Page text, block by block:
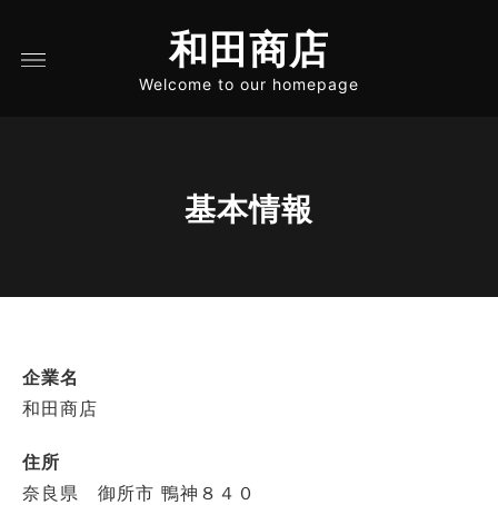
和田商店
Welcome to our homepage
基本情報
企業名
和田商店
住所
奈良県 御所市 鴨神８４０